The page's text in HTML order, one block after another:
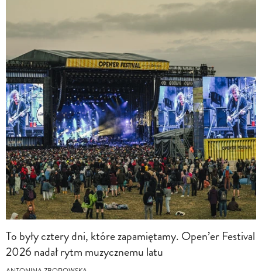
To były cztery dni, które zapamiętamy. Open’er Festival
2026 nadał rytm muzycznemu latu